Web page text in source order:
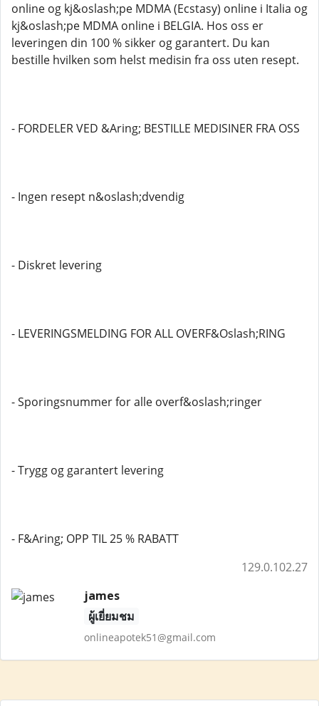
online og kj&oslash;pe MDMA (Ecstasy) online i Italia og
kj&oslash;pe MDMA online i BELGIA. Hos oss er
leveringen din 100 % sikker og garantert. Du kan
bestille hvilken som helst medisin fra oss uten resept.
- FORDELER VED &Aring; BESTILLE MEDISINER FRA OSS
- Ingen resept n&oslash;dvendig
- Diskret levering
- LEVERINGSMELDING FOR ALL OVERF&Oslash;RING
- Sporingsnummer for alle overf&oslash;ringer
- Trygg og garantert levering
- F&Aring; OPP TIL 25 % RABATT
129.0.102.27
james
ผู้เยี่ยมชม
onlineapotek51@gmail.com